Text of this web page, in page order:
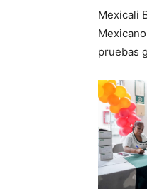
Mexicali
pruebas